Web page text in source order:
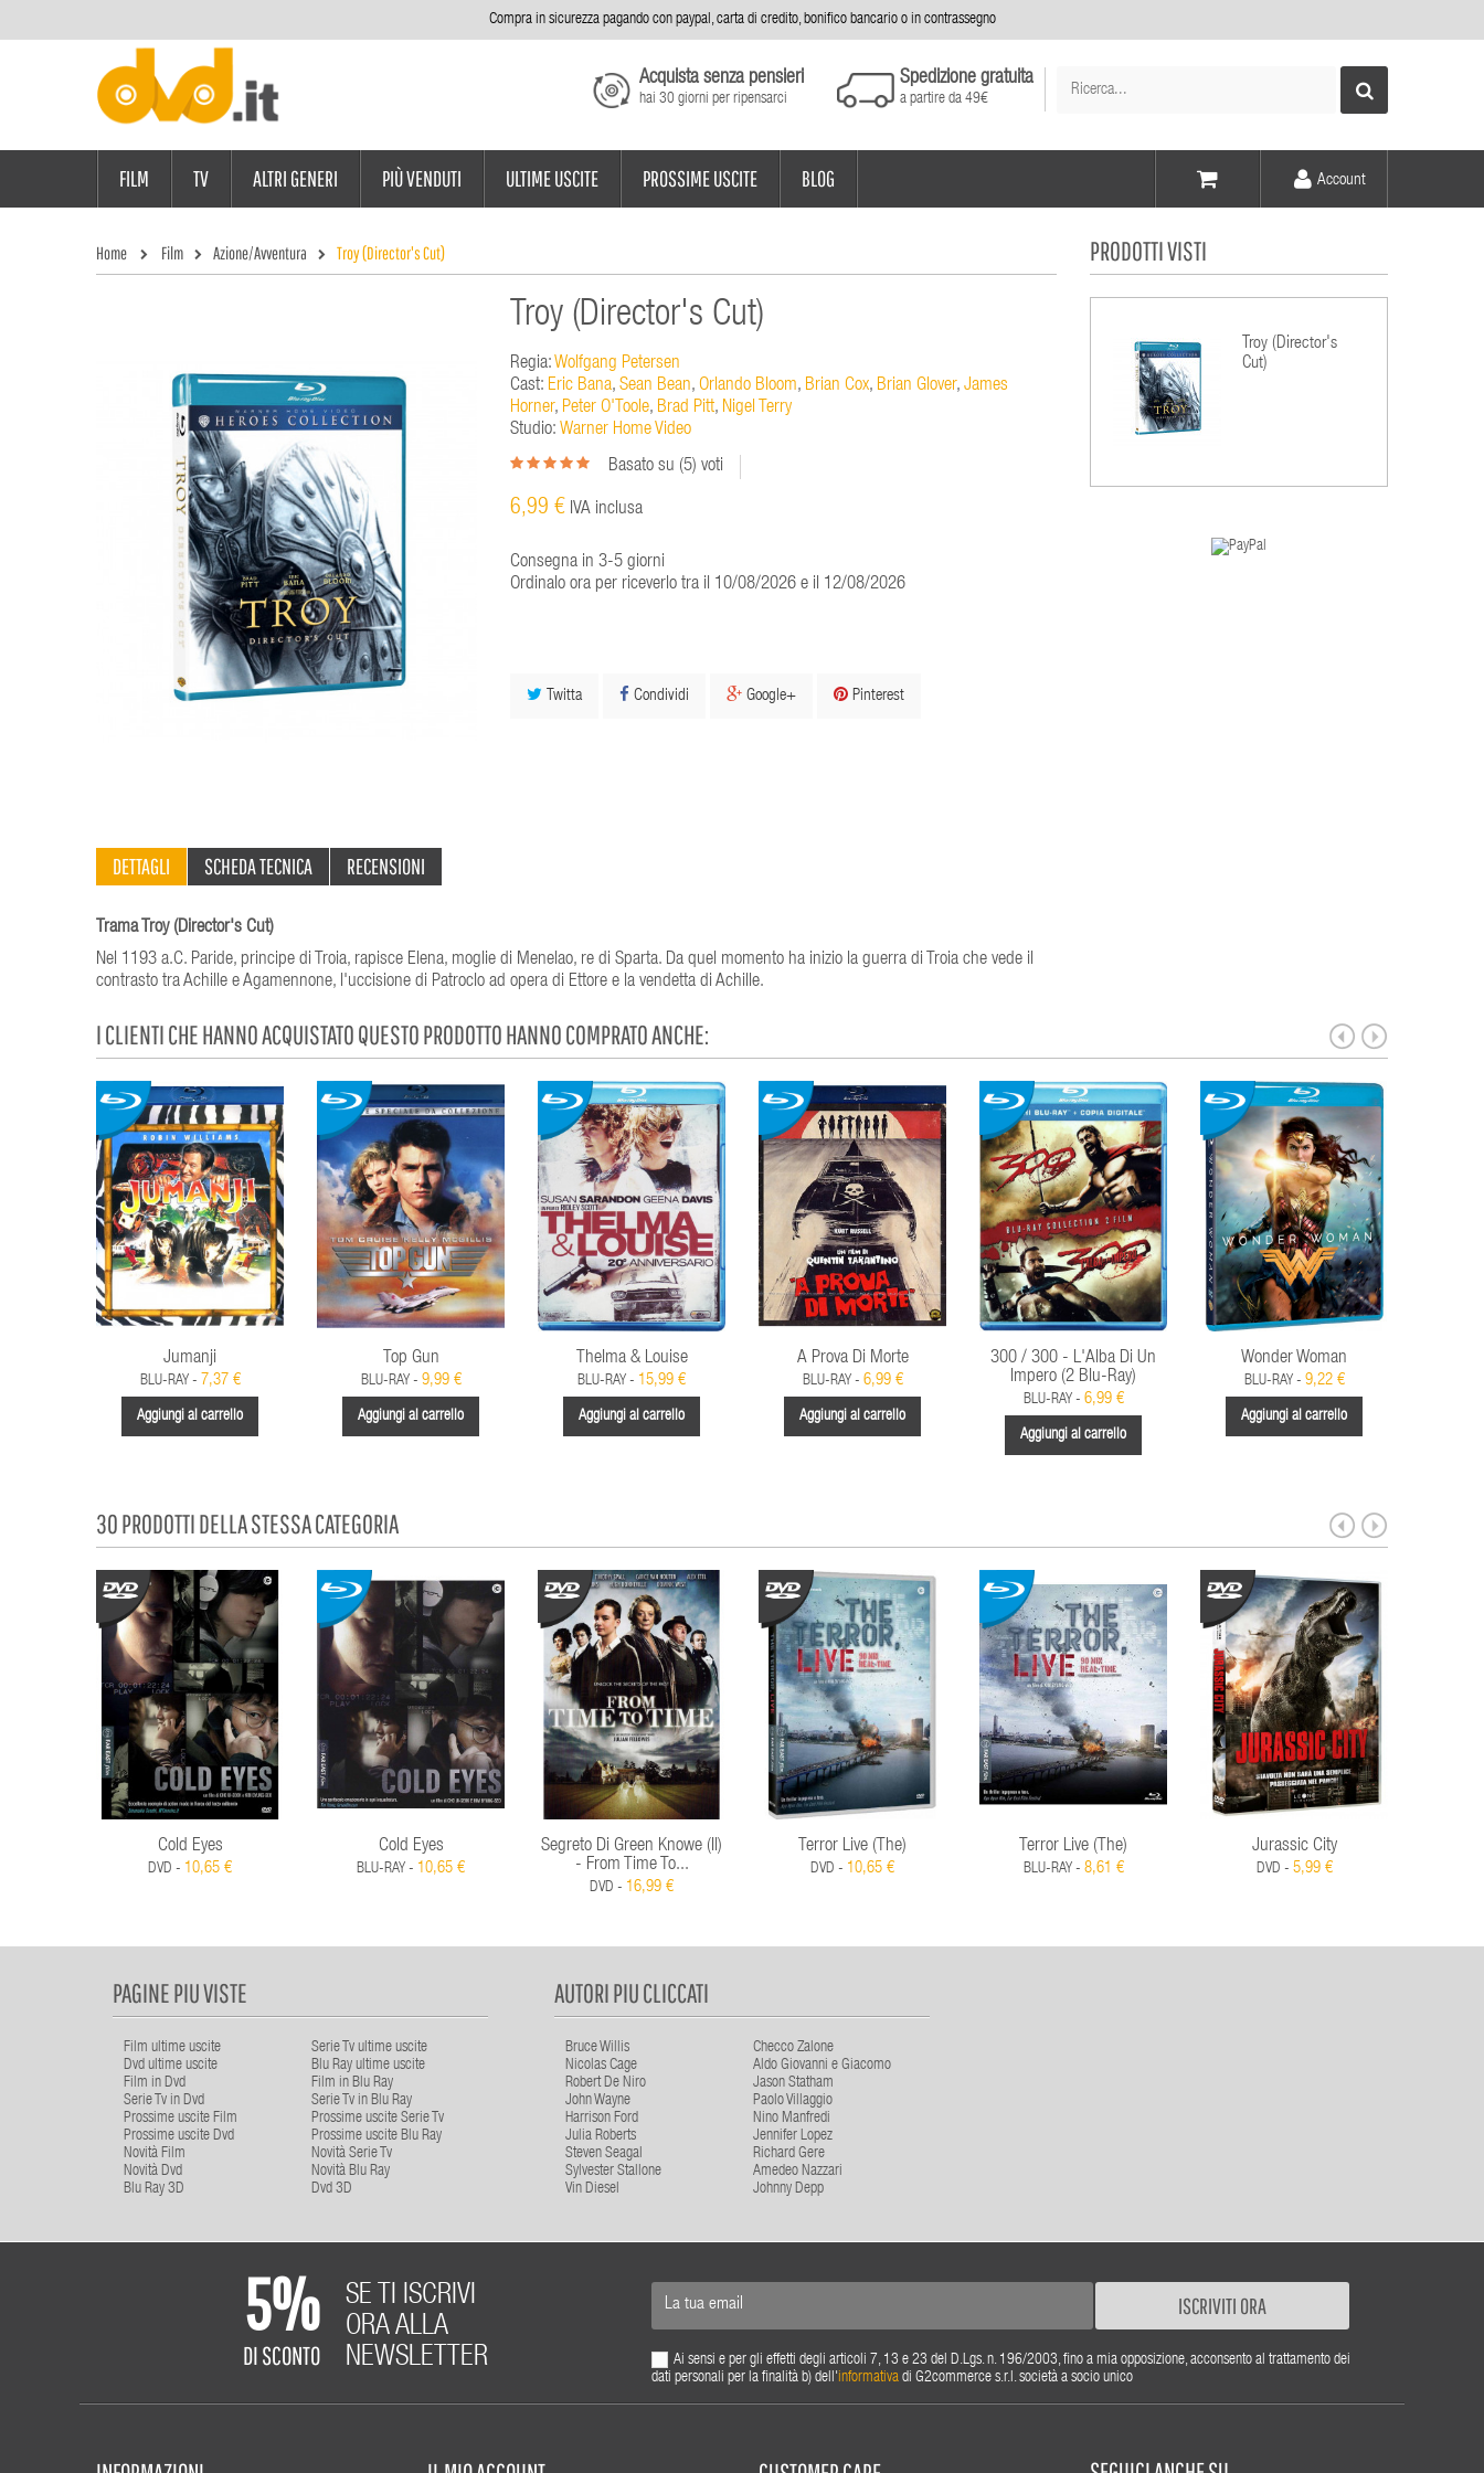
Compra in sicurezza pagando con paypal, carta di credito, bonifico bancario o in contrassegno
Elementi -
Acquista senza pensieri
hai 30 giorni per ripensarci
Spedizione gratuita
a partire da 49€
Account
FILM TV ALTRI GENERI PIÙ VENDUTI ULTIME USCITE PROSSIME USCITE BLOG
Home Film Azione/Avventura Troy (Director's Cut)
Troy (Director's Cut)
Regia:Wolfgang Petersen
Cast: Eric Bana, Sean Bean, Orlando Bloom, Brian Cox, Brian Glover, James
Horner, Peter O'Toole, Brad Pitt, Nigel Terry
Studio: Warner Home Video
Basato su (5) voti
6,99 € IVA inclusa
Consegna in 3-5 giorni
Ordinalo ora per riceverlo tra il 10/08/2026 e il 12/08/2026
Twitta Condividi Google+ Pinterest
DETTAGLI SCHEDA TECNICA RECENSIONI
Trama Troy (Director's Cut)
Nel 1193 a.C. Paride, principe di Troia, rapisce Elena, moglie di Menelao, re di Sparta. Da quel momento ha inizio la guerra di Troia che vede il
contrasto tra Achille e Agamennone, l'uccisione di Patroclo ad opera di Ettore e la vendetta di Achille.
PRODOTTI VISTI
Troy (Director's
Cut)
I CLIENTI CHE HANNO ACQUISTATO QUESTO PRODOTTO HANNO COMPRATO ANCHE:
Jumanji
BLU-RAY - 7,37 €
Aggiungi al carrello
Top Gun
BLU-RAY - 9,99 €
Aggiungi al carrello
Thelma & Louise
BLU-RAY - 15,99 €
Aggiungi al carrello
A Prova Di Morte
BLU-RAY - 6,99 €
Aggiungi al carrello
300 / 300 - L'Alba Di Un
Impero (2 Blu-Ray)
BLU-RAY - 6,99 €
Aggiungi al carrello
Wonder Woman
BLU-RAY - 9,22 €
Aggiungi al carrello
30 PRODOTTI DELLA STESSA CATEGORIA
Cold Eyes
DVD - 10,65 €
Cold Eyes
BLU-RAY - 10,65 €
Segreto Di Green Knowe (Il)
- From Time To...
DVD - 16,99 €
Terror Live (The)
DVD - 10,65 €
Terror Live (The)
BLU-RAY - 8,61 €
Jurassic City
DVD - 5,99 €
PAGINE PIU VISTE
Film ultime uscite
Serie Tv ultime uscite
Dvd ultime uscite
Blu Ray ultime uscite
Film in Dvd
Film in Blu Ray
Serie Tv in Dvd
Serie Tv in Blu Ray
Prossime uscite Film
Prossime uscite Serie Tv
Prossime uscite Dvd
Prossime uscite Blu Ray
Novità Film
Novità Serie Tv
Novità Dvd
Novità Blu Ray
Blu Ray 3D
Dvd 3D
AUTORI PIU CLICCATI
Bruce Willis
Checco Zalone
Nicolas Cage
Aldo Giovanni e Giacomo
Robert De Niro
Jason Statham
John Wayne
Paolo Villaggio
Harrison Ford
Nino Manfredi
Julia Roberts
Jennifer Lopez
Steven Seagal
Richard Gere
Sylvester Stallone
Amedeo Nazzari
Vin Diesel
Johnny Depp
5%
DI SCONTO
SE TI ISCRIVI
ORA ALLA
NEWSLETTER
ISCRIVITI ORA
Ai sensi e per gli effetti degli articoli 7, 13 e 23 del D.Lgs. n. 196/2003, fino a mia opposizione, acconsento al trattamento dei
dati personali per la finalità b) dell'informativadi G2commerce s.r.l. società a socio unico